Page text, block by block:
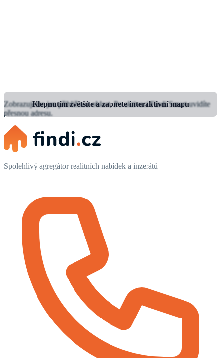
Klepnutím zvětšíte a zapnete interaktivní mapu
Zobrazujeme jen přibližnou oblast.Po aktivaci Findi Smart uvidíte
přesnou adresu.
Spolehlivý agregátor realitních nabídek a inzerátů